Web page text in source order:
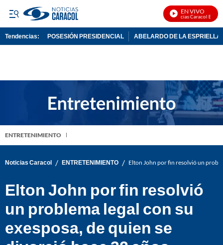
EN VIVO
Noticias Caracol En Vivo
Tendencias: POSESIÓN PRESIDENCIAL ABELARDO DE LA ESPRIELLA
ENTRETENIMIENTO
Noticias Caracol / ENTRETENIMIENTO / Elton John por fin resolvió un
Elton John por fin resolvió
un problema legal con su
exesposa, de quien se